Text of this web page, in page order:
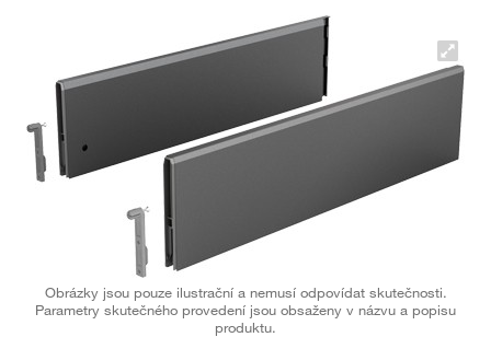
Obrázky jsou pouze ilustrační a nemusí odpovídat skutečnosti.
Parametry skutečného provedení jsou obsaženy v názvu a popisu
produktu.